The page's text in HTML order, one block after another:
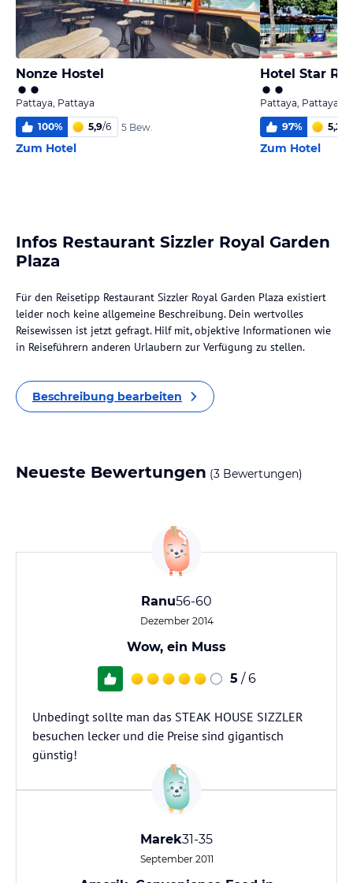
Nonze Hostel
Pattaya, Pattaya
100% 5,9/6 5 Bew.
Zum Hotel
Hotel Star
Pattaya, Pattaya
97% 5,2
Zum Hotel
Infos Restaurant Sizzler Royal Garden
Plaza
Für den Reisetipp Restaurant Sizzler Royal Garden Plaza existiert
leider noch keine allgemeine Beschreibung. Dein wertvolles
Reisewissen ist jetzt gefragt. Hilf mit, objektive Informationen wie
in Reiseführern anderen Urlaubern zur Verfügung zu stellen.
Beschreibung bearbeiten
Neueste Bewertungen (3 Bewertungen)
Ranu56-60
Dezember 2014
Wow, ein Muss
5 / 6
Unbedingt sollte man das STEAK HOUSE SIZZLER
besuchen lecker und die Preise sind gigantisch
günstig!
Marek31-35
September 2011